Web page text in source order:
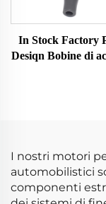
In Stock Factory
Desiqn Bobine di
I nostri motori
automobilistici
componenti